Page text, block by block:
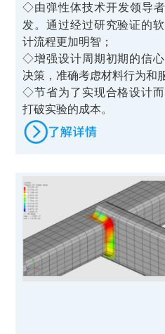
◇由弹性体技术开发领导者
发。通过经过研究验证的
计流程更加明智；
◇增强设计周期初期的信
决策，准确考虑材料行为和
◇节省为了实现合格设计
打破实验的成本。